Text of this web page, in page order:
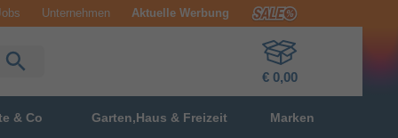
Unternehmen Aktuelle Werbung
€ 0,00
& Co Garten,Haus & Freizeit Marken